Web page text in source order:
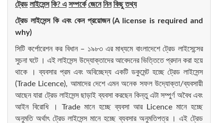
ট্রেড লাইসেন্স কি? এ সম্পর্কে জেনে নিন কিছু তথ্য
ট্রেড লাইসেন্স কি এবং কেন প্রয়োজন(A license is required and
why)
সিটি কর্পোরেশন কর বিধান – ১৯৮৩ এর মাধ্যমে বাংলাদেশে ট্রেড লাইসেন্সের
সুচনা ঘটে । এই লাইসেন্স উদ্যোক্তাদের আবেদনের ভিত্তিতে প্রদান করা হয়ে
থাকে । ব্যবসার প্রম এবং অবিচ্ছেদ্য একটি ডকুমেন্ট হচ্ছে ট্রেড লাইসেন্স
(Trade Licence), আমাদের দেশে এমন অনেক সফল উদ্যোক্তা/ব্যবসায়ী
আছেন যারা ট্রেড লাইসেন্স ছাড়াই ব্যবসা করছেন কিন্তু এটা সম্পুর্ণ অবৈধ এবং
আইন বিরোধি । Trade মানে হচ্ছে ব্যবসা আর Licence মানে হচ্ছে
অনুমতি অর্থাৎ ট্রেড লাইসেন্স মানে হচ্ছে ব্যবসার অনুমতিপত্র । এই ট্রেড